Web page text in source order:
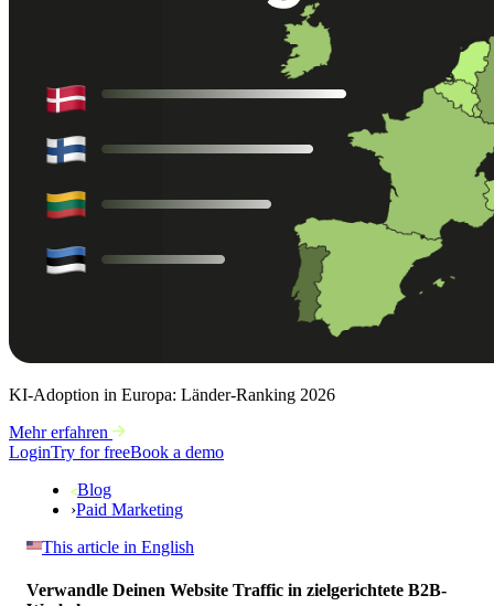
KI-Adoption in Europa: Länder-Ranking 2026
Mehr erfahren
LoginTry for freeBook a demo
Blog
›Paid Marketing
This article in English
Verwandle Deinen Website Traffic in zielgerichtete B2B-